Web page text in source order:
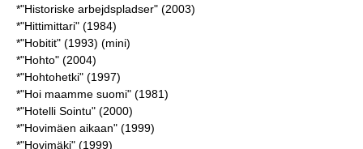
*"Historiske arbejdspladser" (2003)
*"Hittimittari" (1984)
*"Hobitit" (1993) (mini)
*"Hohto" (2004)
*"Hohtohetki" (1997)
*"Hoi maamme suomi" (1981)
*"Hotelli Sointu" (2000)
*"Hovimäen aikaan" (1999)
*"Hovimäki" (1999)